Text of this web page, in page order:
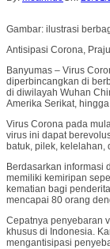
Gambar: ilustrasi
Antisipasi Corona,
Banyumas – Virus
diperbincangkan di
di diwilayah Wuhan
Amerika Serikat,
Virus Corona pada
virus ini dapat
batuk, pilek, kelelahan,
Berdasarkan informasi
memiliki kemiripan
kematian bagi
mencapai 80 orang
Cepatnya penyebaran
khusus di Indonesia.
mengantisipasi